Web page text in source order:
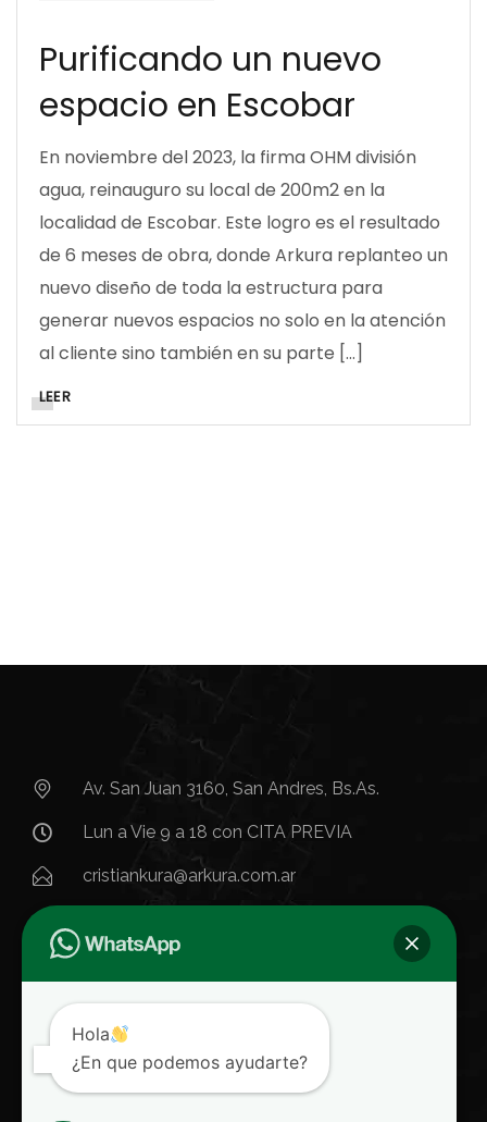
Purificando un nuevo
espacio en Escobar
En noviembre del 2023, la firma OHM división
agua, reinauguro su local de 200m2 en la
localidad de Escobar. Este logro es el resultado
de 6 meses de obra, donde Arkura replanteo un
nuevo diseño de toda la estructura para
generar nuevos espacios no solo en la atención
al cliente sino también en su parte […]
LEER
Av. San Juan 3160, San Andres, Bs.As.​
Lun a Vie 9 a 18 con CITA PREVIA
cristiankura@arkura.com.ar
Hola
¿En que podemos ayudarte?